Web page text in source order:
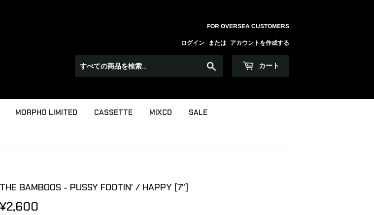
FOR OVERSEA CUSTOMERS
ログイン または アカウントを作成する
索
カート
MORPHO LIMITED CASSETTE MIXCD SALE
THE BAMBOOS - PUSSY FOOTIN' / HAPPY [7"]
¥2,600